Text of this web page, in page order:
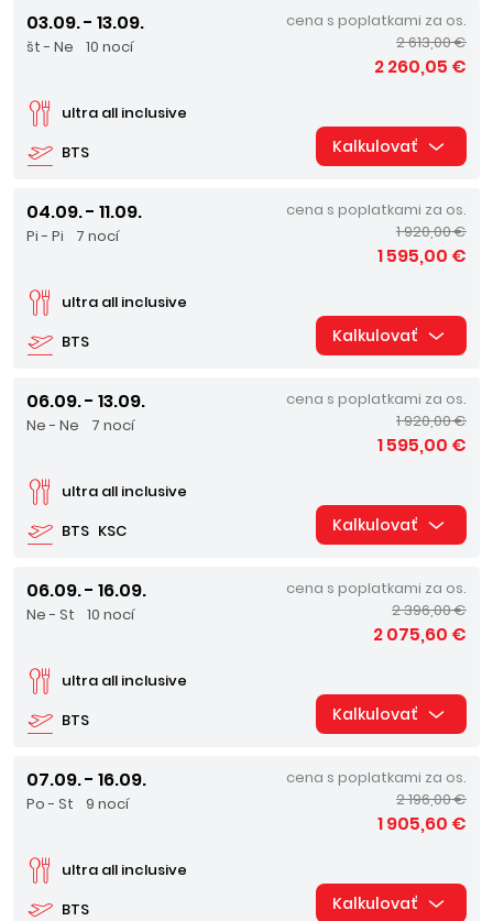
03.09. - 13.09.
št - Ne 10 nocí
BTS
ultra all inclusive
cena s poplatkami za os.
2 613,00 €
2 260,05 €
Kalkulovať
04.09. - 11.09.
Pi - Pi 7 nocí
BTS
ultra all inclusive
cena s poplatkami za os.
1 920,00 €
1 595,00 €
Kalkulovať
06.09. - 13.09.
Ne - Ne 7 nocí
BTS KSC
ultra all inclusive
cena s poplatkami za os.
1 920,00 €
1 595,00 €
Kalkulovať
06.09. - 16.09.
Ne - St 10 nocí
BTS
ultra all inclusive
cena s poplatkami za os.
2 396,00 €
2 075,60 €
Kalkulovať
07.09. - 16.09.
Po - St 9 nocí
BTS
ultra all inclusive
cena s poplatkami za os.
2 196,00 €
1 905,60 €
Kalkulovať